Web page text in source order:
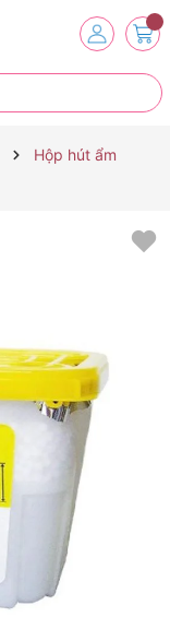
Hộp hút ẩm